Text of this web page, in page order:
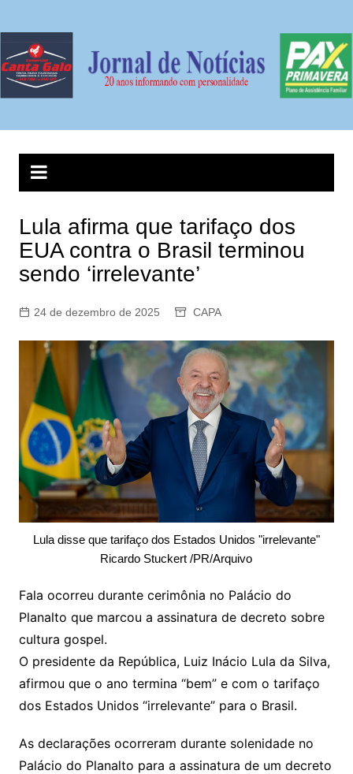
conteúdo
Lula afirma que tarifaço dos
EUA contra o Brasil terminou
sendo ‘irrelevante’
24 de dezembro de 2025 CAPA
Lula disse que tarifaço dos Estados Unidos "irrelevante"
Ricardo Stuckert /PR/Arquivo
Fala ocorreu durante cerimônia no Palácio do
Planalto que marcou a assinatura de decreto sobre
cultura gospel.
O presidente da República, Luiz Inácio Lula da Silva,
afirmou que o ano termina “bem” e com o tarifaço
dos Estados Unidos “irrelevante” para o Brasil.
As declarações ocorreram durante solenidade no
Palácio do Planalto para a assinatura de um decreto